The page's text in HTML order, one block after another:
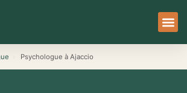
Psychologue à Ajaccio